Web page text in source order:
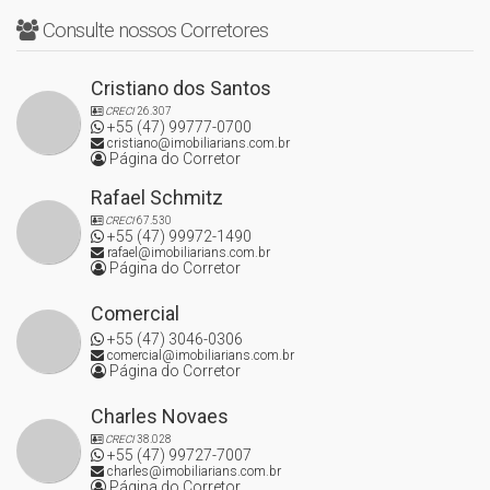
Suíte
Banheiro social
Ampla sacada
Churrasqueira a carvão
Área de serviço
Cozinha
Sala estar
Sala jantar
Patamar técnico
APARTAMENTO TIPO 3 E 4 com
85,20 m² privativos
1 dormitório
Sacada
Churrasqueira a carvão
Consulte nossos Corretores
Cristiano dos Santos
CRECI26.307
+55 (47) 99777-0700
cristiano@imobiliarians.com.br
Página do Corretor
Rafael Schmitz
CRECI67.530
+55 (47) 99972-1490
rafael@imobiliarians.com.br
Página do Corretor
Comercial
+55 (47) 3046-0306
comercial@imobiliarians.com.br
Página do Corretor
Charles Novaes
CRECI38.028
+55 (47) 99727-7007
charles@imobiliarians.com.br